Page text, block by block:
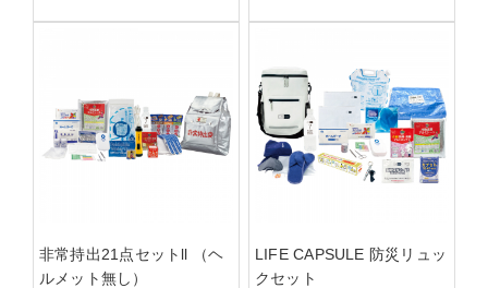
非常持出21点セットll （ヘ
ルメット無し）
LIFE CAPSULE 防災リュッ
クセット